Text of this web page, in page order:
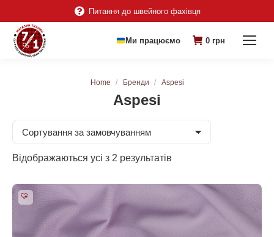
Питання до швейного фахівця
Ми працюємо 0 грн
Aspesi
You are here:
Home Бренди Aspesi
Відображаються усі з 2 результатів